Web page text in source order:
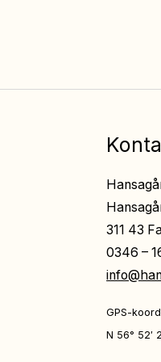
311 43
0346 –
GPS-
N 56° 52′